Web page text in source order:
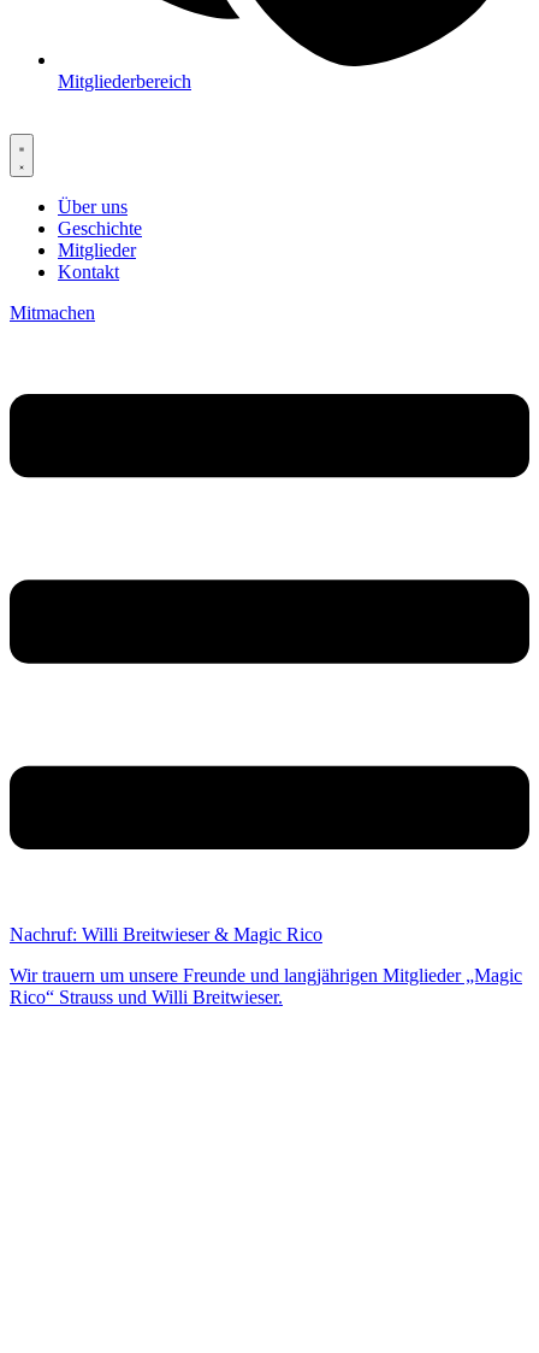
Mitgliederbereich
Über uns
Geschichte
Mitglieder
Kontakt
Mitmachen
Nachruf: Willi Breitwieser & Magic Rico
Wir trauern um unsere Freunde und langjährigen Mitglieder „Magic
Rico“ Strauss und Willi Breitwieser.